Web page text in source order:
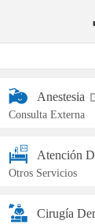
Anestesia
Consulta Externa
Atención
Otros Servicios
Cirugía